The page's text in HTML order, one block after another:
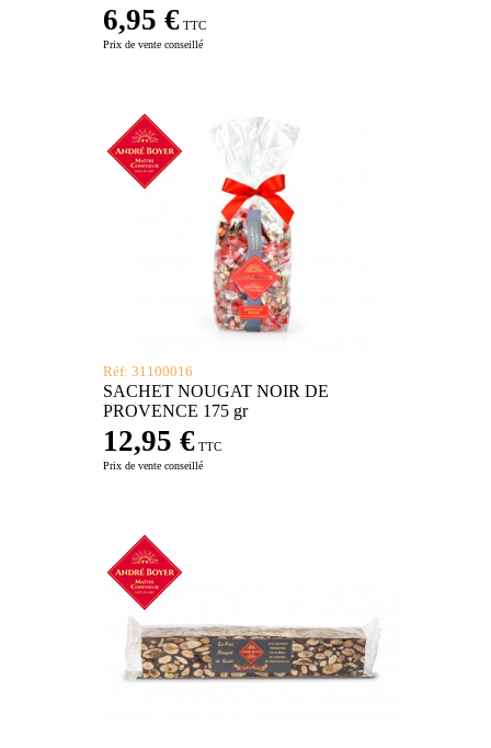
6,95 € TTC
Prix de vente conseillé
Réf: 31100016
SACHET NOUGAT NOIR DE
PROVENCE 175 gr
12,95 € TTC
Prix de vente conseillé